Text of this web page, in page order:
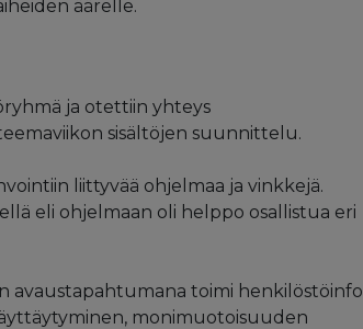
äärelle.
ja otettiin yhteys
sisältöjen suunnittelu.
liittyvää ohjelmaa ja vinkkejä.
eli ohjelmaan oli helppo osallistua eri
avaustapahtumana toimi henkilöstöinfo
monimuotoisuuden